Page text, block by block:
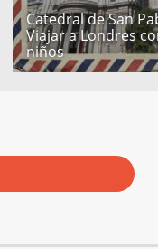
Catedral de San
Viajar a Londres
niños